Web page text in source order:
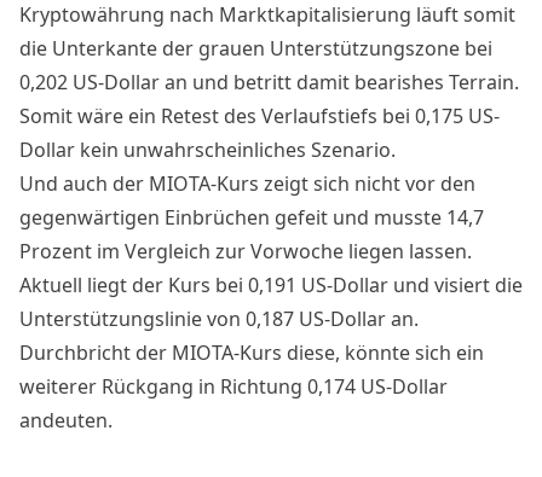
Kryptowährung nach Marktkapitalisierung läuft somit
die Unterkante der grauen Unterstützungszone bei
0,202 US-Dollar an und betritt damit bearishes Terrain.
Somit wäre ein Retest des Verlaufstiefs bei 0,175 US-
Dollar kein unwahrscheinliches Szenario.
Und auch der MIOTA-Kurs zeigt sich nicht vor den
gegenwärtigen Einbrüchen gefeit und musste 14,7
Prozent im Vergleich zur Vorwoche liegen lassen.
Aktuell liegt der Kurs bei 0,191 US-Dollar und visiert die
Unterstützungslinie von 0,187 US-Dollar an.
Durchbricht der MIOTA-Kurs diese, könnte sich ein
weiterer Rückgang in Richtung 0,174 US-Dollar
andeuten.